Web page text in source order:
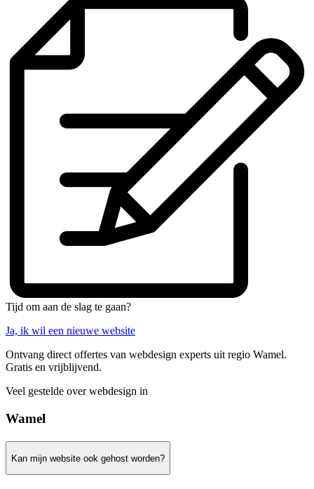
Tijd om aan de slag te gaan?
Ja, ik wil een nieuwe website
Ontvang direct offertes van webdesign experts uit regio Wamel.
Gratis en vrijblijvend.
Veel gestelde over webdesign in
Wamel
Kan mijn website ook gehost worden?